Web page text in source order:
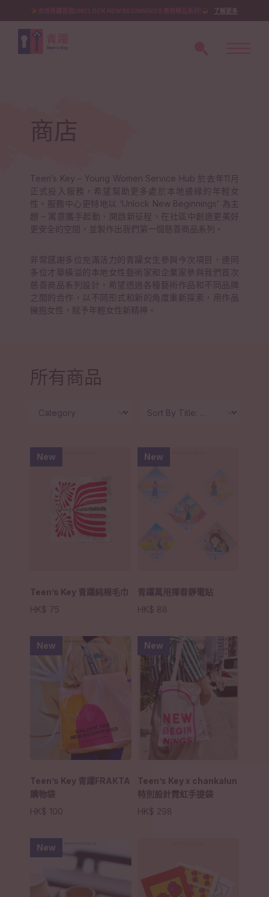
支持青躍首個UNCLOCK NEW BEGINNINGS 慈善精品系列! 了解更多
商店
Teen’s Key – Young Women Service Hub 於去年11月
正式投入服務，希望幫助更多處於本地邊緣的年輕女
性。服務中心更特地以 ‘Unlock New Beginnings’ 為主
題 – 寓意攜手起動、開啟新征程，在社區中創造更美好
更安全的空間，並製作出我們第一個慈善商品系列。
非常感謝多位充滿活力的青躍女生參與今次項目，連同
多位才華橫溢的本地女性藝術家和企業家參與我們首次
慈善商品系列設計，希望透過各種藝術作品和不同品牌
之間的合作，以不同形式和新的角度重新探索，用作品
擁抱女性，賦予年輕女性新精神。
所有商品
New
Teen’s Key 青躍純棉毛巾
HK$ 75
New
青躍萬用揮春靜電貼
HK$ 88
New
Teen’s Key 青躍FRAKTA
購物袋
HK$ 100
New
Teen’s Key x chankalun
特別設計霓虹手提袋
HK$ 298
New